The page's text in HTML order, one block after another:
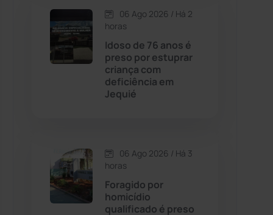
Cordeiros
Dom Basílio (391)
Esportes
(24)
06 Ago 2026 / Há 2
horas
Idoso de 76 anos é
preso por estuprar
criança com
deficiência em
Jequié
06 Ago 2026 / Há 3
horas
Foragido por
homicídio
qualificado é preso